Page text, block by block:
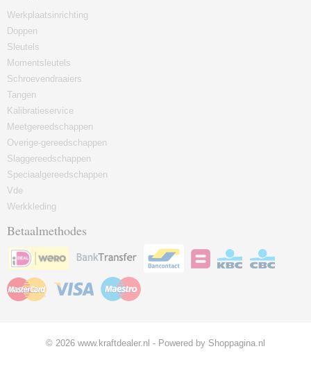
Werkplaatsinrichting
Doppen
Sleutels
Momentsleutels
Schroevendraaiers
Tangen
Kalibratieservice
Meetgereedschappen
Overige-gereedschappen
Slaggereedschappen
Speciaalgereedschappen
Vde
Werkkleding
Betaalmethodes
© 2026 www.kraftdealer.nl - Powered by Shoppagina.nl